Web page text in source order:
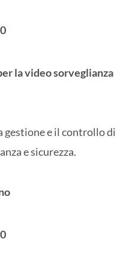
la video sorveglianza
gestione e il controllo di
e sicurezza.